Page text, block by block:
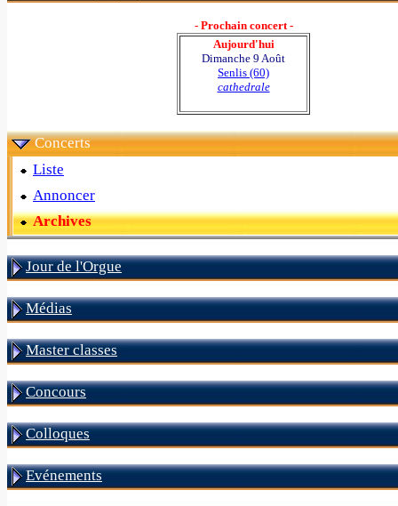
- Prochain concert -
Aujourd'hui
Dimanche 9 Août
Senlis (60)
cathedrale
Concerts
Liste
Annoncer
Archives
Jour de l'Orgue
Médias
Master classes
Concours
Colloques
Evénements